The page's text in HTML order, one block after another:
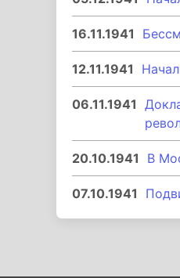
16.11.1941
12.11.1941
06.11.1941
20.10.1941 В
07.10.1941